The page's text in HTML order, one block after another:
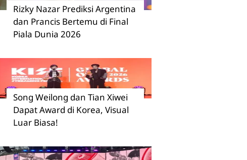
Rizky Nazar Prediksi Argentina
dan Prancis Bertemu di Final
Piala Dunia 2026
Song Weilong dan Tian Xiwei
Dapat Award di Korea, Visual
Luar Biasa!